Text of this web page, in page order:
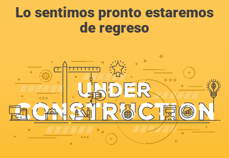
Lo sentimos pronto estaremos
de regreso